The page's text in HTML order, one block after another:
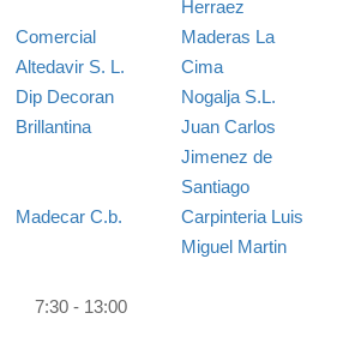
Herraez
Comercial
Altedavir S. L.
Maderas La
Cima
Dip Decoran
Nogalja S.L.
Brillantina
Juan Carlos
Jimenez de
Santiago
Madecar C.b.
Carpinteria Luis
Miguel Martin
7:30 - 13:00